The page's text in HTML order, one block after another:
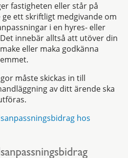
fastigheten eller står på
ett skriftligt medgivande om
i en hyres- eller
innebär alltså att utöver din
eller maka godkänna
måste skickas in till
av ditt ärende ska
hos